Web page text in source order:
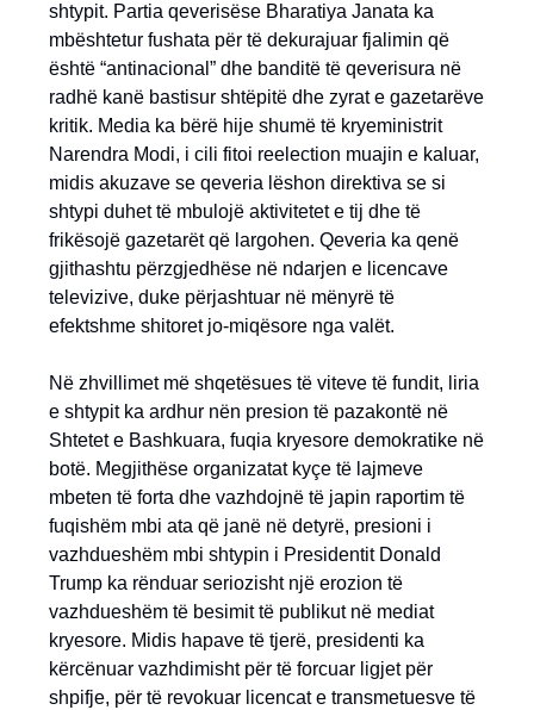
shtypit. Partia qeverisëse Bharatiya Janata ka
mbështetur fushata për të dekurajuar fjalimin që
është “antinacional” dhe banditë të qeverisura në
radhë kanë bastisur shtëpitë dhe zyrat e gazetarëve
kritik. Media ka bërë hije shumë të kryeministrit
Narendra Modi, i cili fitoi reelection muajin e kaluar,
midis akuzave se qeveria lëshon direktiva se si
shtypi duhet të mbulojë aktivitetet e tij dhe të
frikësojë gazetarët që largohen. Qeveria ka qenë
gjithashtu përzgjedhëse në ndarjen e licencave
televizive, duke përjashtuar në mënyrë të
efektshme shitoret jo-miqësore nga valët.
Në zhvillimet më shqetësues të viteve të fundit, liria
e shtypit ka ardhur nën presion të pazakontë në
Shtetet e Bashkuara, fuqia kryesore demokratike në
botë. Megjithëse organizatat kyçe të lajmeve
mbeten të forta dhe vazhdojnë të japin raportim të
fuqishëm mbi ata që janë në detyrë, presioni i
vazhdueshëm mbi shtypin i Presidentit Donald
Trump ka rënduar seriozisht një erozion të
vazhdueshëm të besimit të publikut në mediat
kryesore. Midis hapave të tjerë, presidenti ka
kërcënuar vazhdimisht për të forcuar ligjet për
shpifje, për të revokuar licencat e transmetuesve të